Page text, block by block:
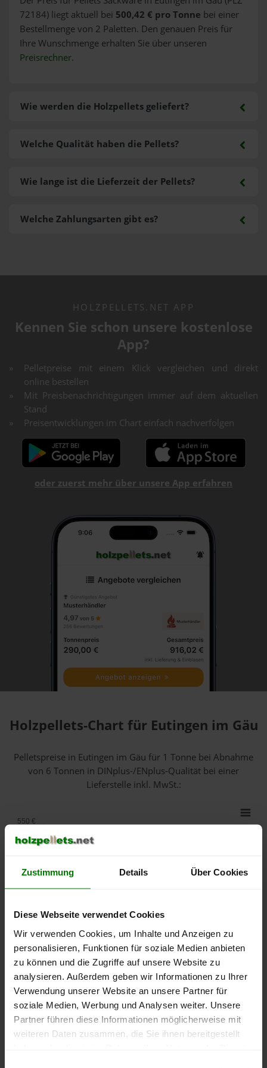
Zustimmung Details Über Cookies
Diese Webseite verwendet Cookies
Wir verwenden Cookies, um Inhalte und Anzeigen zu
personalisieren, Funktionen für soziale Medien anbieten
zu können und die Zugriffe auf unsere Website zu
analysieren. Außerdem geben wir Informationen zu Ihrer
Verwendung unserer Website an unsere Partner für
soziale Medien, Werbung und Analysen weiter. Unsere
Partner führen diese Informationen möglicherweise mit
weiteren Daten zusammen, die Sie ihnen bereitgestellt
72184) liegt aktuell bei 500,42 € pro Tonne bei einer
Bestellmenge von 2 Paletten. Den genauen Preis für
Ihre Wunschmenge erhalten Sie über unseren
Preisrechner.
Wie werden die Holzpellets geliefert?
Welche Zahlungsarten gibt es?
Welche Qualität haben die Pellets?
Wie lange ist die Lieferzeit der Pellets?
HOLZPELLETS.NET APP
Kennen Sie schon unsere kostenlose
App?
Pelletpreise mit einem Klick vergleichen und direkt
online bestellen
Mit Preisbenachrichtigungen immer auf dem aktuellen
Stand
Preisentwicklungen im Chart einfach nachverfolgen
oder zuerst mehr über unsere App erfahren
Holzpellets-Chart für Eutingen im Gäu
Pelletspreise in Eutingen im Gäu für 1 Tonne bei Abnahme
von 6 Tonnen in DINplus-/ENplus-Qualität bei einer
Lieferstelle inkl. MwSt.:
lose Ware Sackware
September
2025
Januar
2026
Mai
2026
300 €
350 €
450 €
550 €